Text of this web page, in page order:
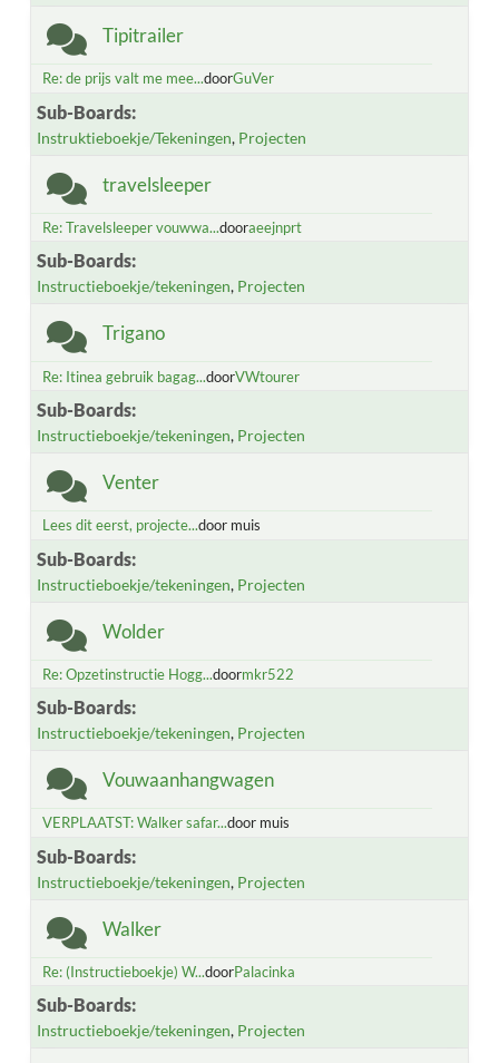
Tipitrailer
Re: de prijs valt me mee...doorGuVer
Sub-Boards
Instruktieboekje/Tekeningen Projecten
travelsleeper
Re: Travelsleeper vouwwa...dooraeejnprt
Sub-Boards
Instructieboekje/tekeningen Projecten
Trigano
Re: Itinea gebruik bagag...doorVWtourer
Sub-Boards
Instructieboekje/tekeningen Projecten
Venter
Lees dit eerst, projecte...door muis
Sub-Boards
Instructieboekje/tekeningen Projecten
Wolder
Re: Opzetinstructie Hogg...doormkr522
Sub-Boards
Instructieboekje/tekeningen Projecten
Vouwaanhangwagen
VERPLAATST: Walker safar...door muis
Sub-Boards
Instructieboekje/tekeningen Projecten
Walker
Re: (Instructieboekje) W...doorPalacinka
Sub-Boards
Instructieboekje/tekeningen Projecten